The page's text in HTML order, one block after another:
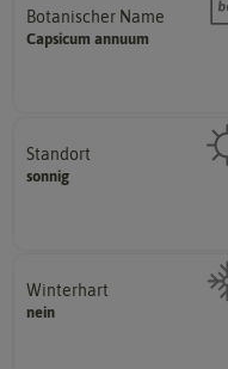
Botanischer Name
Capsicum annuum
Namen zur eindeutigen
Bestimmung der Pflanze.
Standort
sonnig
Pflanze? (schattig, halbschattig,
sonnig, vollsonnig)
Winterhart
nein
Probleme überwintern können.